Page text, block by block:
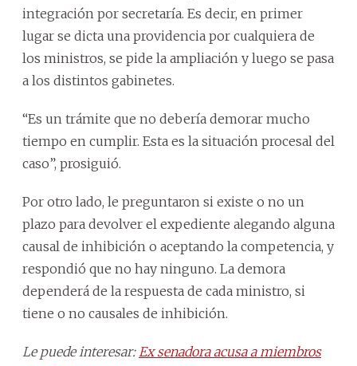
integración por secretaría. Es decir, en primer
lugar se dicta una providencia por cualquiera de
los ministros, se pide la ampliación y luego se pasa
a los distintos gabinetes.
“Es un trámite que no debería demorar mucho
tiempo en cumplir. Esta es la situación procesal del
caso”, prosiguió.
Por otro lado, le preguntaron si existe o no un
plazo para devolver el expediente alegando alguna
causal de inhibición o aceptando la competencia, y
respondió que no hay ninguno. La demora
dependerá de la respuesta de cada ministro, si
tiene o no causales de inhibición.
Le puede interesar: Ex senadora acusa a miembros